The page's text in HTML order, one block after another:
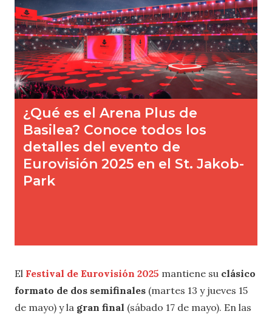
El Festival de Eurovisión 2025 mantiene su clásico
formato de dos semifinales (martes 13 y jueves 15
de mayo) y la gran final (sábado 17 de mayo). En las